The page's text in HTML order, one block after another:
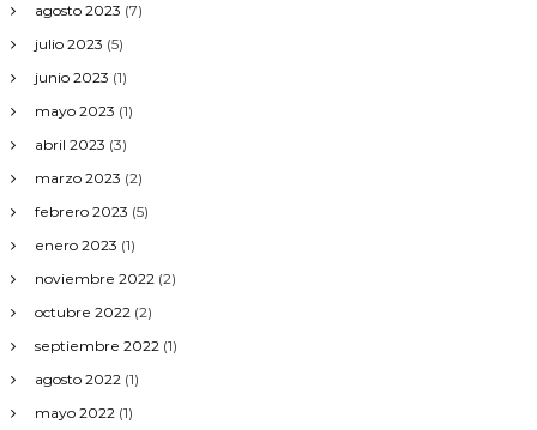
agosto 2023 (7)
julio 2023 (5)
junio 2023 (1)
mayo 2023 (1)
abril 2023 (3)
marzo 2023 (2)
febrero 2023 (5)
enero 2023 (1)
noviembre 2022(2)
octubre 2022(2)
septiembre 2022(1)
agosto 2022(1)
mayo 2022(1)